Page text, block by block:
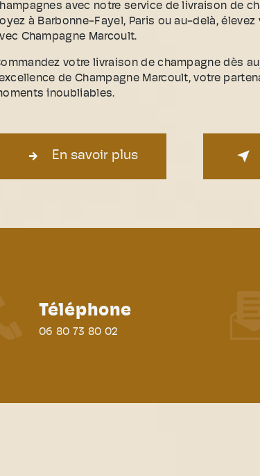
avec notre service de livraison de
à Barbonne-Fayel, Paris ou au-delà,
Champagne Marcoult.
votre livraison de champagne dès
de Champagne Marcoult, votre
inoubliables.
En savoir plus
Téléphone
06 80 73 80 02